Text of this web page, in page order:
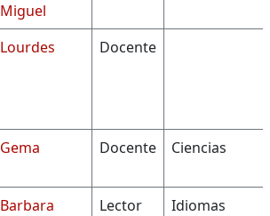
Miguel
Lourdes Docente
Gema Docente Ciencias
Barbara
Lector Idiomas